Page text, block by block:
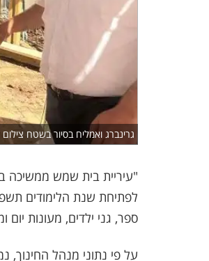
גרינברג ואמליח בסיור בשטח
"עיריית בית שמש ממשיכה
לפתיחת שנת הלימודים
ספר, גני ילדים, מעונות